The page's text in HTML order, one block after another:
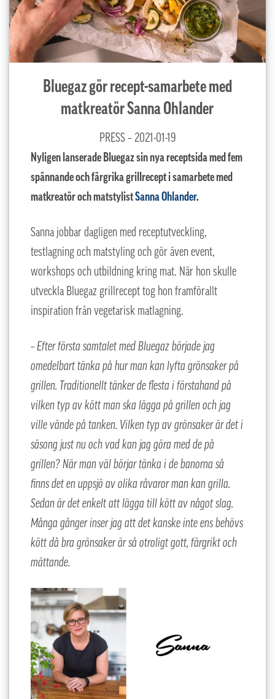
Bluegaz gör recept-samarbete med
matkreatör Sanna Ohlander
PRESS – 2021-01-19
Nyligen lanserade Bluegaz sin nya receptsida med fem
spännande och färgrika grillrecept i samarbete med
matkreatör och matstylistSanna Ohlander.
Sanna jobbar dagligen med receptutveckling,
testlagning och matstyling och gör även event,
workshops och utbildning kring mat. När hon skulle
utveckla Bluegaz grillrecept tog hon framförallt
inspiration från vegetarisk matlagning.
–Efter första samtalet med Bluegaz började jag
omedelbart tänka på hur man kan lyfta grönsaker på
grillen. Traditionellt tänker de flesta i förstahand på
vilken typ av kött man ska lägga på grillen och jag
ville vände på tanken. Vilken typ av grönsaker är det i
säsong just nu och vad kan jag göra med de på
grillen? När man väl börjar tänka i de banorna så
finns det en uppsjö av olika råvaror man kan grilla.
Sedan är det enkelt att lägga till kött av något slag.
Många gånger inser jag att det kanske inte ens behövs
kött då bra grönsaker är så otroligt gott, färgrikt och
mättande.